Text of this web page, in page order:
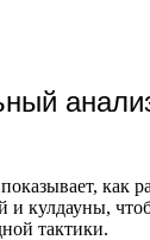
как
и кулдауны,
тактики.